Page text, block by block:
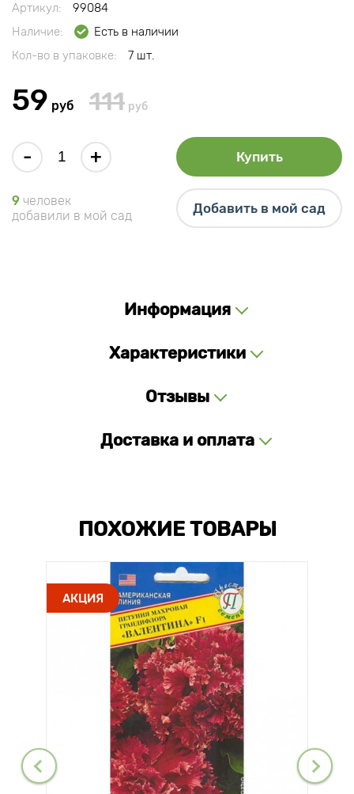
Артикул:
99084
Наличие:
Есть в наличии
Кол-во в упаковке:
7 шт.
59 руб 111 руб
- + Купить
9 человек
добавили в мой сад
Добавить в мой сад
Информация
Характеристики
Отзывы
Доставка и оплата
ПОХОЖИЕ ТОВАРЫ
АКЦИЯ